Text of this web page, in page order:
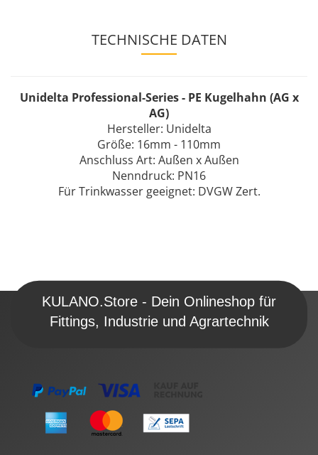
TECHNISCHE DATEN
Unidelta Professional-Series - PE Kugelhahn (AG x
AG)
Hersteller: Unidelta
Größe: 16mm - 110mm
Anschluss Art: Außen x Außen
Nenndruck: PN16
Für Trinkwasser geeignet: DVGW Zert.
KULANO.Store - Dein Onlineshop für
Fittings, Industrie und Agrartechnik